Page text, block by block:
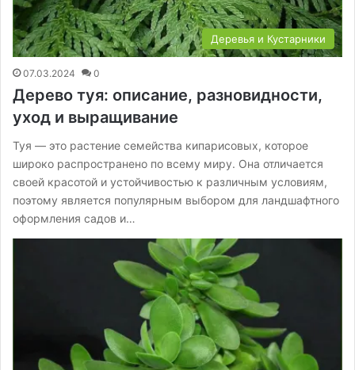
Деревья и Кустарники
07.03.2024 0
Дерево туя: описание, разновидности,
уход и выращивание
Туя — это растение семейства кипарисовых, которое
широко распространено по всему миру. Она отличается
своей красотой и устойчивостью к различным условиям,
поэтому является популярным выбором для ландшафтного
оформления садов и…